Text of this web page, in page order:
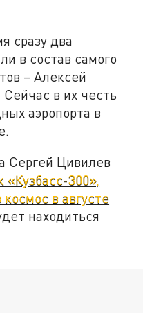
сразу два
в состав самого
– Алексей
в их честь
аэропорта в
Сергей Цивилев
«Кузбасс-300»,
в августе
находиться